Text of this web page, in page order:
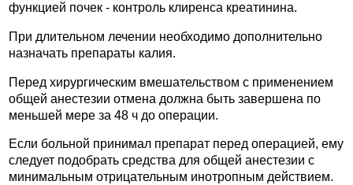
функцией почек - контроль клиренса креатинина.
При длительном лечении необходимо дополнительно
назначать препараты калия.
Перед хирургическим вмешательством с применением
общей анестезии отмена должна быть завершена по
меньшей мере за 48 ч до операции.
Если больной принимал препарат перед операцией, ему
следует подобрать средства для общей анестезии с
минимальным отрицательным инотропным действием.